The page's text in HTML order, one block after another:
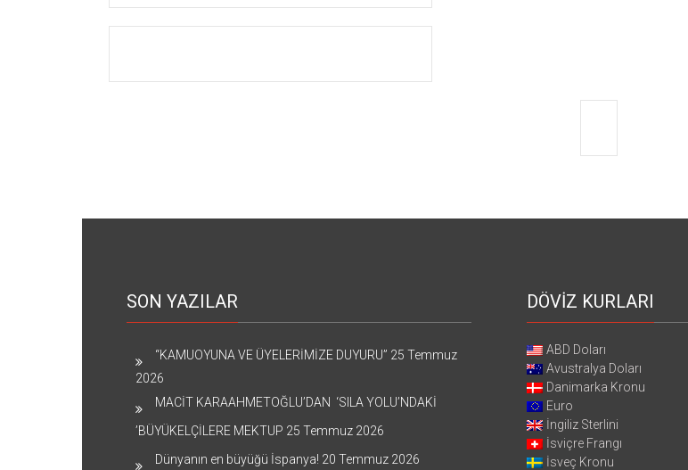
SON YAZILAR
“KAMUOYUNA VE ÜYELERİMİZE DUYURU” 25 Temmuz
2026
MACİT KARAAHMETOĞLU’DAN ‘SILA YOLU’NDAKİ
’BÜYÜKELÇİLERE MEKTUP 25 Temmuz 2026
Dünyanın en büyüğü İspanya! 20 Temmuz 2026
DÖVİZ KURLARI
ABD Doları
Avustralya Doları
Danimarka Kronu
Euro
İngiliz Sterlini
İsviçre Frangı
İsveç Kronu